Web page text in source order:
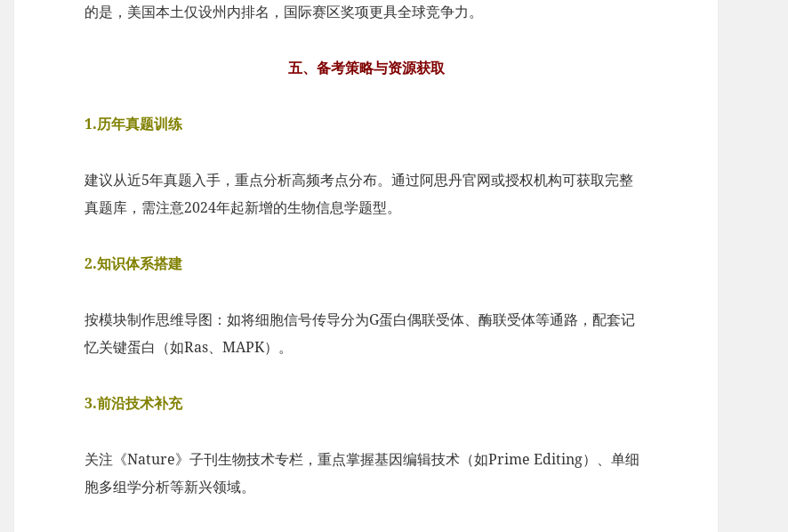
的是，美国本土仅设州内排名，国际赛区奖项更具全球竞争力。
五、备考策略与资源获取
1.历年真题训练​​
建议从近5年真题入手，重点分析高频考点分布。通过阿思丹官网或授权机构可获取完整
真题库，需注意2024年起新增的生物信息学题型。
2.知识体系搭建​​
按模块制作思维导图：如将细胞信号传导分为G蛋白偶联受体、酶联受体等通路，配套记
忆关键蛋白（如Ras、MAPK）。
3.前沿技术补充​​
关注《Nature》子刊生物技术专栏，重点掌握基因编辑技术（如Prime Editing）、单细
胞多组学分析等新兴领域。